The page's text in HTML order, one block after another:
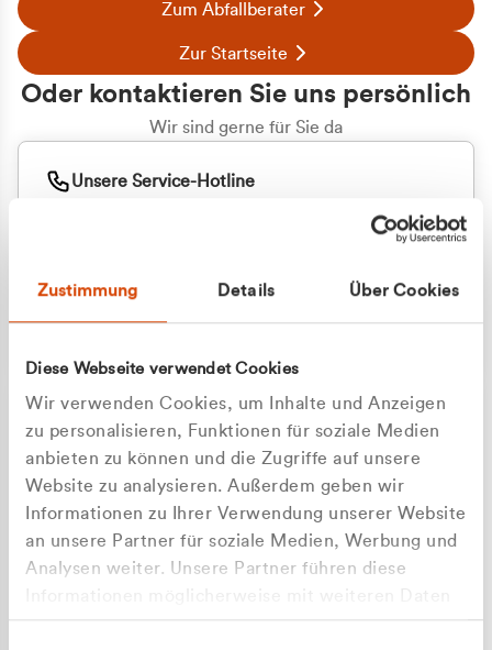
Zustimmung Details Über Cookies
Diese Webseite verwendet Cookies
Wir verwenden Cookies, um Inhalte und Anzeigen
zu personalisieren, Funktionen für soziale Medien
anbieten zu können und die Zugriffe auf unsere
Website zu analysieren. Außerdem geben wir
Informationen zu Ihrer Verwendung unserer Website
an unsere Partner für soziale Medien, Werbung und
Analysen weiter. Unsere Partner führen diese
zusammen, die Sie ihnen bereitgestellt haben oder
Zum Abfallberater
Zur Startseite
Oder kontaktieren Sie uns persönlich
Wir sind gerne für Sie da
Unsere Service-Hotline
+49 177 8376058
Apilash Balanesan